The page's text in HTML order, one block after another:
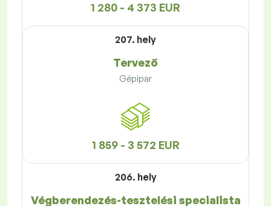
1 280 - 4 373 EUR
207. hely
Tervező
Gépipar
1 859 - 3 572 EUR
206. hely
Végberendezés-tesztelési specialista